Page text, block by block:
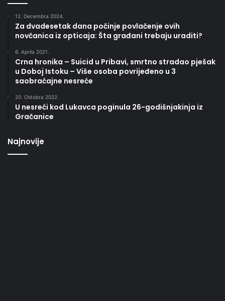
12. Decembra 2024.
Za dvadesetak dana počinje povlačenje ovih
novčanica iz opticaja: Šta građani trebaju uraditi?
6. Aprila 2021.
Crna hronika – Suicid u Pribavi, smrtno stradao pješak
u Doboj Istoku – Više osoba povrijeđeno u 3
saobraćajne nesreće
20. Oktobra 2022.
U nesreći kod Lukavca poginula 26-godišnjakinja iz
Gračanice
Najnovije